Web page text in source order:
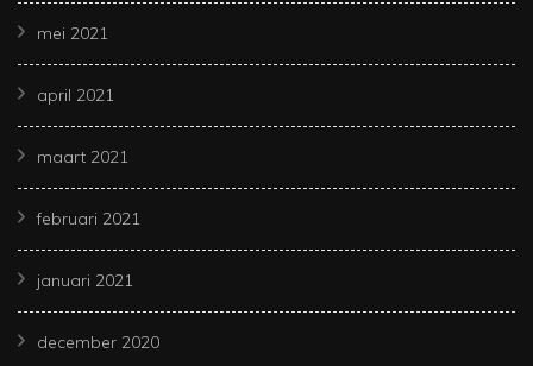
mei 2021
april 2021
maart 2021
februari 2021
januari 2021
december 2020